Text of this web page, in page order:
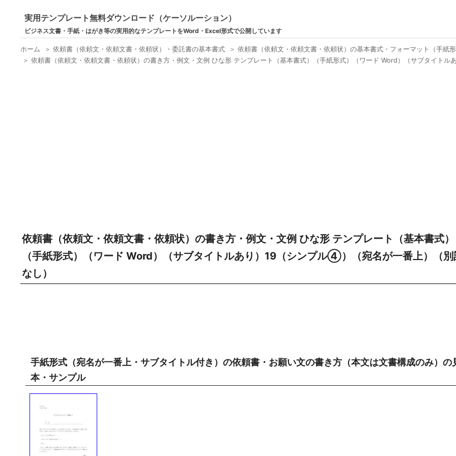
実用テンプレート無料ダウンロード（ケーソルーション）
ビジネス文書・手紙・はがき等の実用的なテンプレートをWord・Excel形式で公開しています
ホーム ＞依頼書（依頼文・依頼文書・依頼状）・委託書の基本書式 ＞依頼書（依頼文・依頼文書・依頼状）の基本書式・フォーマット（手紙
＞依頼書（依頼文・依頼文書・依頼状）の書き方・例文・文例 ひな形 テンプレート（基本書式）（手紙形式）（ワード Word）（サブタイト
依頼書（依頼文・依頼文書・依頼状）の書き方・例文・文例 ひな形 テンプレート（基本書式）
（手紙形式）（ワード Word）（サブタイトルあり）19（シンプル④）（宛名が一番上）（別
なし）
手紙形式（宛名が一番上・サブタイトル付き）の依頼書・お願い文の書き方（本文は文書構成のみ）の
本・サンプル